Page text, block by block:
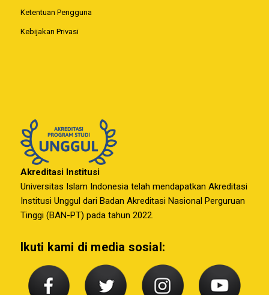
Ketentuan Pengguna
Kebijakan Privasi
Akreditasi Institusi
Universitas Islam Indonesia telah mendapatkan Akreditasi
Institusi Unggul dari Badan Akreditasi Nasional Perguruan
Tinggi (BAN-PT) pada tahun 2022.
Ikuti kami di media sosial: